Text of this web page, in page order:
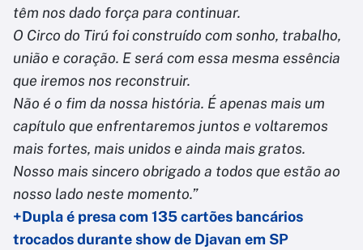
têm nos dado força para continuar.
O Circo do Tirú foi construído com sonho, trabalho,
união e coração. E será com essa mesma essência
que iremos nos reconstruir.
Não é o fim da nossa história. É apenas mais um
capítulo que enfrentaremos juntos e voltaremos
mais fortes, mais unidos e ainda mais gratos.
Nosso mais sincero obrigado a todos que estão ao
nosso lado neste momento.”
+Dupla é presa com 135 cartões bancários
trocados durante show de Djavan em SP